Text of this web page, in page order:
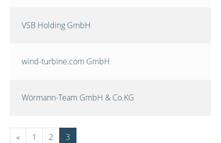
VSB Holding GmbH
wind-turbine.com GmbH
Wörmann-Team GmbH & Co.KG
« 1 2 3